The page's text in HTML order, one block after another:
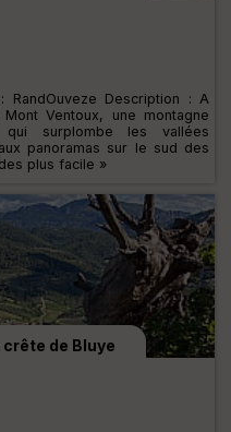
Description : A
Ventoux, une montagne
surplombe les vallées
panoramas sur le sud des
plus facile »
de Bluye